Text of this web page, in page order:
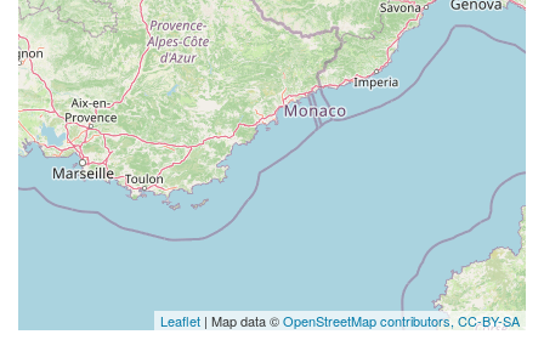
Leaflet | Map data ©OpenStreetMap contributors, CC-BY-SA